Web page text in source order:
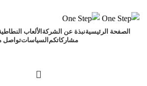
الصفحة الرئيسيةنبذة عن الشركة الألعاب
مشاركاتكم السياساتتواصل